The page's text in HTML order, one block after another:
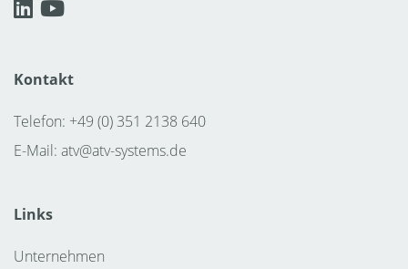
Kontakt
Telefon: +49 (0) 351 2138 640
E-Mail: atv@atv-systems.de
Links
Unternehmen